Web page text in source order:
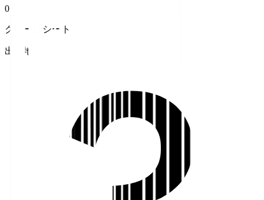
0
クリーンシート
出身地